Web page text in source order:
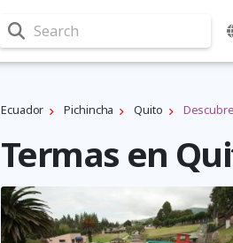
Search
Ecuador Pichincha Quito Descubre
Termas en